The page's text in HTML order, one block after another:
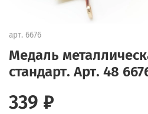
арт. 6676
Медаль
стандарт. Арт. 48
339 ₽